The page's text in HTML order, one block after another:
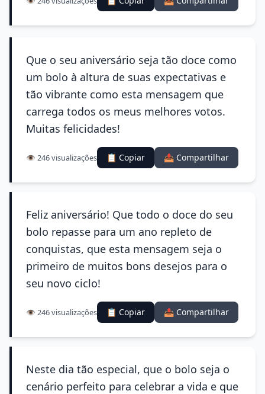
Que o seu aniversário seja tão doce como
um bolo à altura de suas expectativas e
tão vibrante como esta mensagem que
carrega todos os meus melhores votos.
Muitas felicidades!
👁️ 246 visualizações 📋 Copiar 📤 Compartilhar
Feliz aniversário! Que todo o doce do seu
bolo repasse para um ano repleto de
conquistas, que esta mensagem seja o
primeiro de muitos bons desejos para o
seu novo ciclo!
👁️ 246 visualizações 📋 Copiar 📤 Compartilhar
Neste dia tão especial, que o bolo seja o
cenário perfeito para celebrar a vida e que